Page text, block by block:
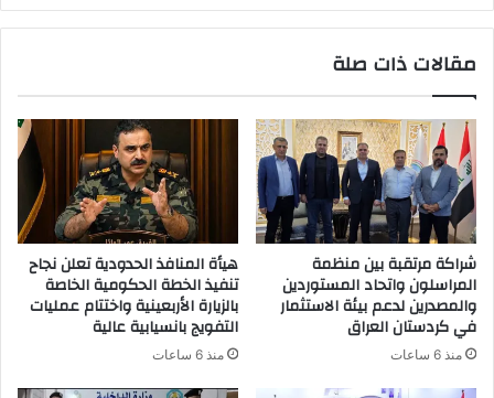
ر
د
ا
ل
ك
ر
و
ن
ي
مقالات ذات صلة
شراكة مرتقبة بين منظمة
المراسلون واتحاد المستوردين
والمصدرين لدعم بيئة الاستثمار
في كردستان العراق
منذ 6 ساعات
هيأة المنافذ الحدودية تعلن نجاح
تنفيذ الخطة الحكومية الخاصة
بالزيارة الأربعينية واختتام عمليات
التفويج بانسيابية عالية
منذ 6 ساعات